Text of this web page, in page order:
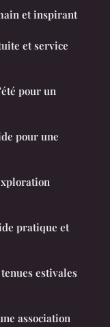
et inspirant
et service
pour un
pour une
pratique et
estivales
association